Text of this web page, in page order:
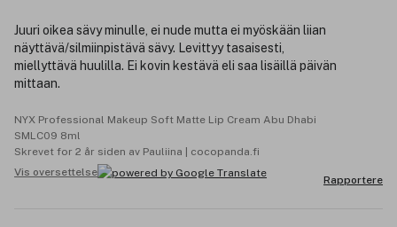
Juuri oikea sävy minulle, ei nude mutta ei myöskään liian
näyttävä/silmiinpistävä sävy. Levittyy tasaisesti,
miellyttävä huulilla. Ei kovin kestävä eli saa lisäillä päivän
mittaan.
NYX Professional Makeup Soft Matte Lip Cream Abu Dhabi
SMLC09 8ml
Skrevet for 2 år siden av Pauliina | cocopanda.fi
Vis oversettelse
Rapportere